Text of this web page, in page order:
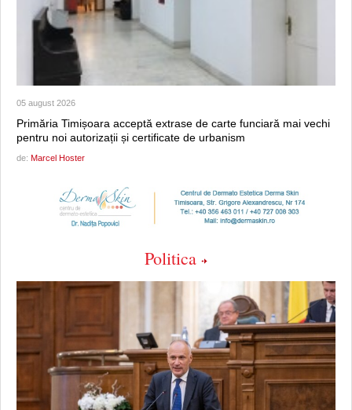
05 august 2026
Primăria Timișoara acceptă extrase de carte funciară mai vechi
pentru noi autorizații și certificate de urbanism
de: Marcel Hoster
Politica